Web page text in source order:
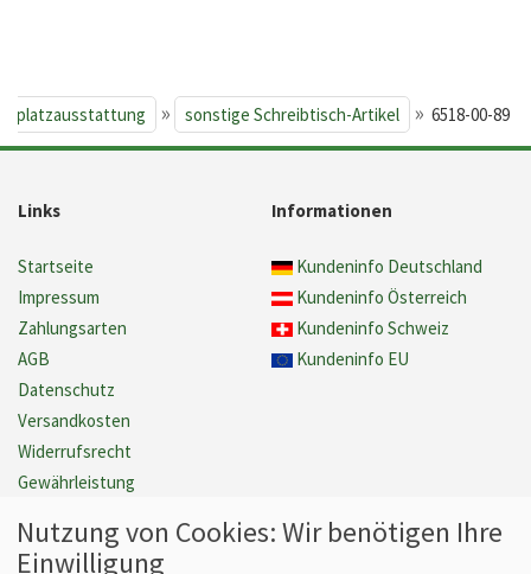
» sonstige Schreibtisch-Artikel » 6518-00-89
Links
Startseite
Impressum
Zahlungsarten
AGB
Datenschutz
Versandkosten
Widerrufsrecht
Gewährleistung
Cookie Einstellungen verwalten
Informationen
Kundeninfo Deutschland
Kundeninfo Österreich
Kundeninfo Schweiz
Kundeninfo EU
Nutzung von Cookies: Wir benötigen Ihre
Einwilligung